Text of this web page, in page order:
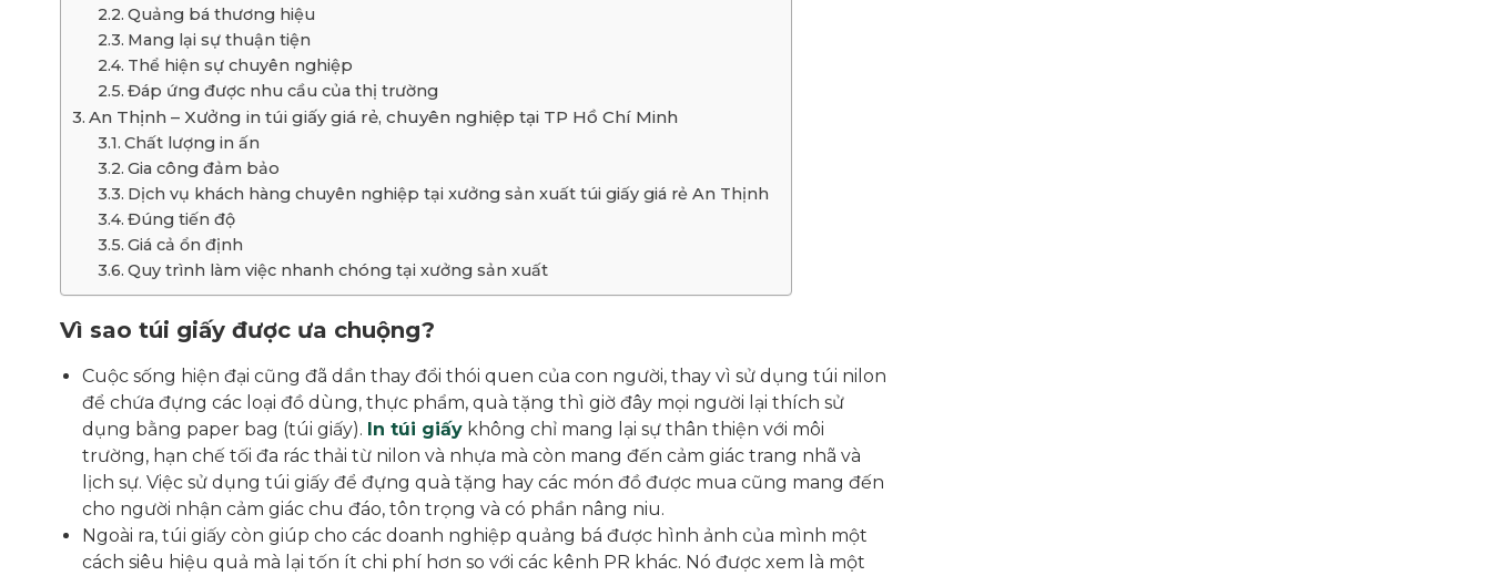
Quảng bá thương hiệu
Mang lại sự thuận tiện
Thể hiện sự chuyên nghiệp
Đáp ứng được nhu cầu của thị trường
An Thịnh – Xưởng in túi giấy giá rẻ, chuyên nghiệp tại TP Hồ Chí Minh
Chất lượng in ấn
Gia công đảm bảo
Dịch vụ khách hàng chuyên nghiệp tại xưởng sản xuất túi giấy giá rẻ An Thịnh
Đúng tiến độ
Giá cả ổn định
Quy trình làm việc nhanh chóng tại xưởng sản xuất
Vì sao túi giấy được ưa chuộng?
Cuộc sống hiện đại cũng đã dần thay đổi thói quen của con người, thay vì sử dụng túi nilon
để chứa đựng các loại đồ dùng, thực phẩm, quà tặng thì giờ đây mọi người lại thích sử
dụng bằng paper bag (túi giấy). In túi giấy không chỉ mang lại sự thân thiện với môi
trường, hạn chế tối đa rác thải từ nilon và nhựa mà còn mang đến cảm giác trang nhã và
lịch sự. Việc sử dụng túi giấy để đựng quà tặng hay các món đồ được mua cũng mang đến
cho người nhận cảm giác chu đáo, tôn trọng và có phần nâng niu.
Ngoài ra, túi giấy còn giúp cho các doanh nghiệp quảng bá được hình ảnh của mình một
cách siêu hiệu quả mà lại tốn ít chi phí hơn so với các kênh PR khác. Nó được xem là một